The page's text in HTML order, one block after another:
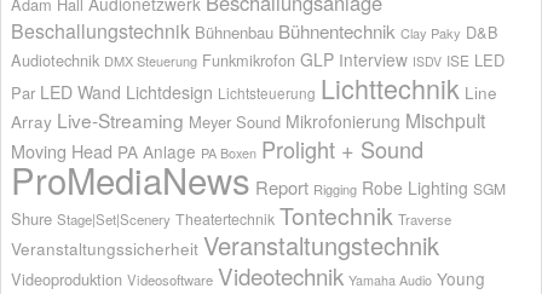
Beschallungstechnik Bühnenbau Bühnentechnik Clay Paky D&B
Audiotechnik DMX Steuerung Funkmikrofon GLP Interview ISDV ISE LED
Par LED Wand Lichtdesign Lichtsteuerung Lichttechnik Line
Array Live-Streaming Meyer Sound Mikrofonierung Mischpult
Moving Head PA Anlage PA Boxen Prolight + Sound
ProMediaNews Report Rigging Robe Lighting SGM
Shure Stage|Set|Scenery Theatertechnik Tontechnik Traverse
Veranstaltungssicherheit Veranstaltungstechnik
Videoproduktion Videosoftware Videotechnik Yamaha Audio Young